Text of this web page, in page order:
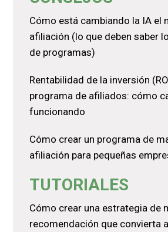
Cómo está cambiando la IA el
afiliación (lo que deben saber
de programas)
Rentabilidad de la inversión
programa de afiliados: cómo
funcionando
Cómo crear un programa de
afiliación para pequeñas
TUTORIALES
Cómo crear una estrategia de
recomendación que convierta